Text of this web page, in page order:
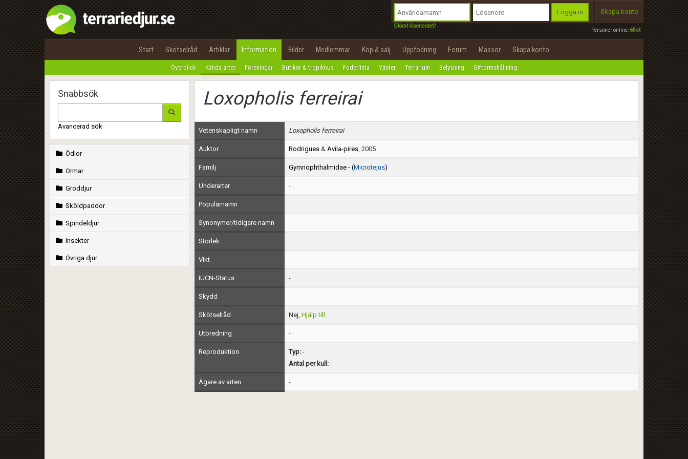
Personer online:65st
Logga in
Glömt lösenordet?
Skapa konto
Start Skötselråd Artiklar Information Bilder Medlemmar Köp & sälj Uppfödning Forum Mässor Skapa konto
Överblick Kända arter Föreningar Butiker & tropikhus Foderlista Växter Terrarium Belysning Giftormshållning
Snabbsök
Avancerad sök
Ödlor
Ormar
Groddjur
Sköldpaddor
Spindeldjur
Insekter
Övriga djur
Loxopholis ferreirai
Vetenskapligt namn Loxopholis ferreirai
Auktor Rodrigues& Avila-pires, 2005
Familj Gymnophthalmidae - (Microtejus)
Underarter -
Populärnamn
Synonymer/tidigare namn
Storlek
Vikt -
IUCN-Status -
Skydd
Skötselråd Nej, Hjälp till
Utbredning -
Reproduktion Typ:-
Antal per kull:-
Ägare av arten -
Utför
100%
OK
integritetspolicy
Namn:
Epost:
Användarnamn:
Lösenord:
Privacy Policy
Terms of Service
Begär nytt lösenord
Tillbaka till förstasidan